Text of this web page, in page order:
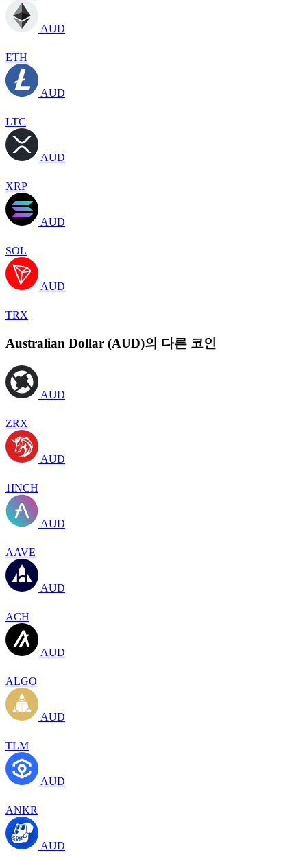
AUD
ETH
AUD
LTC
AUD
XRP
AUD
SOL
AUD
TRX
Australian Dollar (AUD)의 다른 코인
AUD
ZRX
AUD
1INCH
AUD
AAVE
AUD
ACH
AUD
ALGO
AUD
TLM
AUD
ANKR
AUD